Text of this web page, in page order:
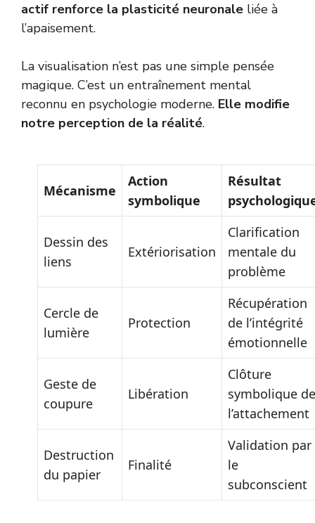
actif renforce la plasticité neuronale liée à
l’apaisement.
La visualisation n’est pas une simple pensée
magique. C’est un entraînement mental
reconnu en psychologie moderne. Elle modifie
notre perception de la réalité.
Mécanisme
Action
symbolique
Résultat
Dessin des
liens
Extériorisation
Clarification
mentale du
problème
Cercle de
lumière
Protection
Récupération
de l’intégrité
émotionnelle
Geste de
coupure
Libération
Clôture
symbolique de
l’attachement
Destruction
du papier
Finalité
Validation par
le
subconscient